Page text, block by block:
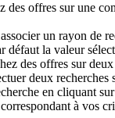
des offres sur une
un rayon de
défaut la valeur
des offres sur
deux recherches
en cliquant
à vos